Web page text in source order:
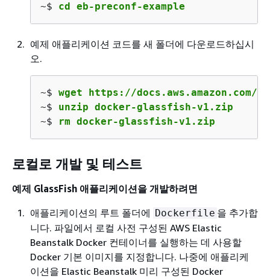
~$ cd eb-preconf-example
예제 애플리케이션 코드를 새 폴더에 다운로드하십시
오.
~$ wget https://
~$ unzip docker-glassfish-v1.zip
~$
rm docker-glassfish-v1.zip
로컬로 개발 및 테스트
예제 GlassFish 애플리케이션을 개발하려면
애플리케이션의 루트 폴더에 Dockerfile 을 추가합
니다. 파일에서 로컬 사전 구성된 AWS Elastic
Beanstalk Docker 컨테이너를 실행하는 데 사용할
Docker 기본 이미지를 지정합니다. 나중에 애플리케
이션을 Elastic Beanstalk 미리 구성된 Docker